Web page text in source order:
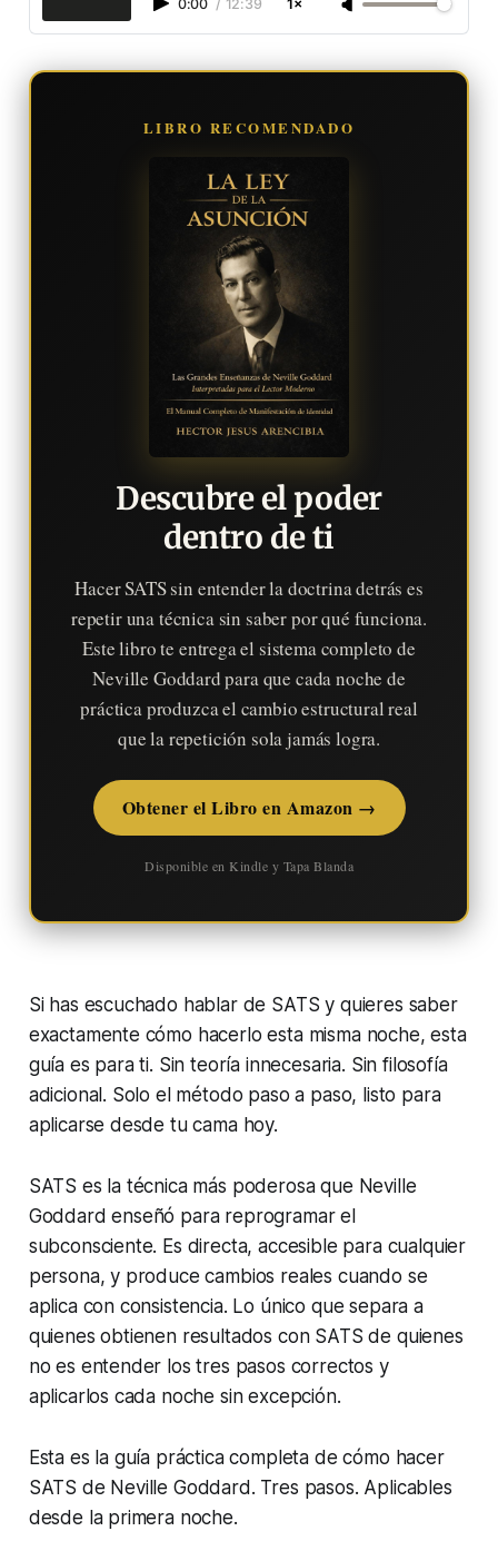
0:00 / 12:39 1×
LIBRO RECOMENDADO
Descubre el poder
dentro de ti
Hacer SATS sin entender la doctrina detrás es
repetir una técnica sin saber por qué funciona.
Este libro te entrega el sistema completo de
Neville Goddard para que cada noche de
práctica produzca el cambio estructural real
que la repetición sola jamás logra.
Obtener el Libro en Amazon →
Disponible en Kindle y Tapa Blanda
Si has escuchado hablar de SATS y quieres saber
exactamente cómo hacerlo esta misma noche, esta
guía es para ti. Sin teoría innecesaria. Sin filosofía
adicional. Solo el método paso a paso, listo para
aplicarse desde tu cama hoy.
SATS es la técnica más poderosa que Neville
Goddard enseñó para reprogramar el
subconsciente. Es directa, accesible para cualquier
persona, y produce cambios reales cuando se
aplica con consistencia. Lo único que separa a
quienes obtienen resultados con SATS de quienes
no es entender los tres pasos correctos y
aplicarlos cada noche sin excepción.
Esta es la guía práctica completa de cómo hacer
SATS de Neville Goddard. Tres pasos. Aplicables
desde la primera noche.